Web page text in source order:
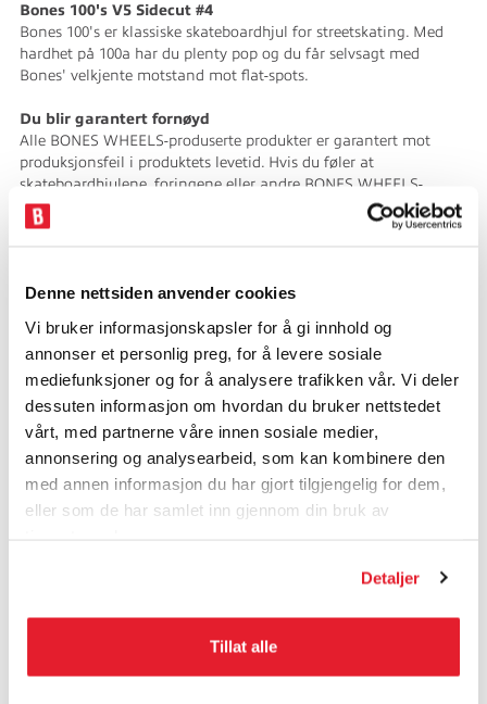
Denne nettsiden anvender cookies
Vi bruker informasjonskapsler for å gi innhold og
annonser et personlig preg, for å levere sosiale
mediefunksjoner og for å analysere trafikken vår. Vi deler
dessuten informasjon om hvordan du bruker nettstedet
vårt, med partnerne våre innen sosiale medier,
annonsering og analysearbeid, som kan kombinere den
med annen informasjon du har gjort tilgjengelig for dem,
eller som de har samlet inn gjennom din bruk av
Detaljer
Tillat alle
Bones 100's V5 Sidecut #4
Bones 100's er klassiske skateboardhjul for streetskating. Med
hardhet på 100a har du plenty pop og du får selvsagt med
Bones' velkjente motstand mot flat-spots.
Du blir garantert fornøyd
Alle BONES WHEELS-produserte produkter er garantert mot
produksjonsfeil i produktets levetid. Hvis du føler at
skateboardhjulene, foringene eller andre BONES WHEELS-
produkter var defekte, kan du sende det tilbake til oss,
fraktbetalt. Vi vil inspisere den og gi deg beskjed om funnene
lignende tilgjengelig produkt av samme eller bedre kvalitet og
produkter for å bli inspisert for retur. Vi vil vurdere hvert produkt
separat og erstatte alle produkter som er funnet å være defekte.
Egenskaper:
- Kjerne: Ingen
- Diameter: 53 mm
- Bredde: 31 mm
- Hardhet: 100a
- Formel: SBA
Om BONES WHEELS